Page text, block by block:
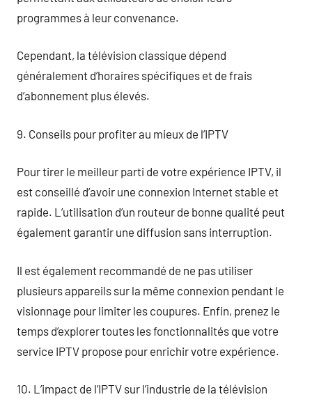
programmes à leur convenance.
Cependant, la télévision classique dépend
généralement d’horaires spécifiques et de frais
d’abonnement plus élevés.
9. Conseils pour profiter au mieux de l’IPTV
Pour tirer le meilleur parti de votre expérience IPTV, il
est conseillé d’avoir une connexion Internet stable et
rapide. L’utilisation d’un routeur de bonne qualité peut
également garantir une diffusion sans interruption.
Il est également recommandé de ne pas utiliser
plusieurs appareils sur la même connexion pendant le
visionnage pour limiter les coupures. Enfin, prenez le
temps d’explorer toutes les fonctionnalités que votre
service IPTV propose pour enrichir votre expérience.
10. L’impact de l’IPTV sur l’industrie de la télévision